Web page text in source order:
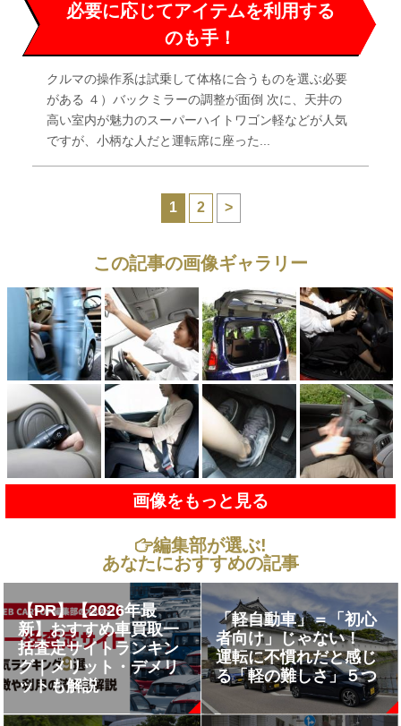
必要に応じてアイテムを利用する
のも手！
クルマの操作系は試乗して体格に合うものを選ぶ必要
がある ４）バックミラーの調整が面倒 次に、天井の
高い室内が魅力のスーパーハイトワゴン軽などが人気
ですが、小柄な人だと運転席に座った...
1 2 >
この記事の画像ギャラリー
画像をもっと見る
編集部が選ぶ!
あなたにおすすめの記事
【PR】【2026年最
新】おすすめ車買取一
括査定サイトランキン
グ｜メリット・デメリ
ットも解説
「軽自動車」＝「初心
者向け」じゃない！
運転に不慣れだと感じ
る「軽の難しさ」５つ